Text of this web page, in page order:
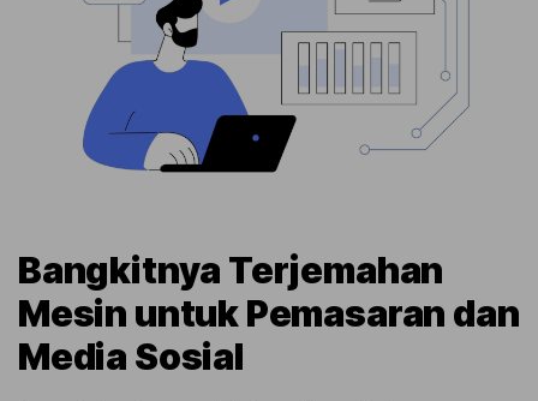
Bangkitnya Terjemahan
Mesin untuk Pemasaran dan
Media Sosial